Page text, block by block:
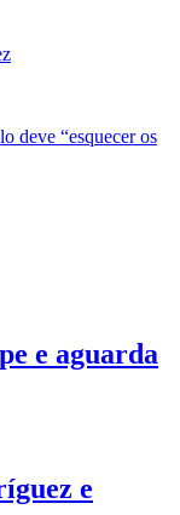
deve “esquecer os
e aguarda
e